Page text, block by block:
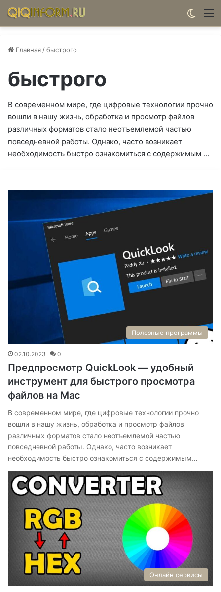
Главная /быстрого
быстрого
В современном мире, где цифровые технологии прочно
вошли в нашу жизнь, обработка и просмотр файлов
различных форматов стало неотъемлемой частью
повседневной работы. Однако, часто возникает
необходимость быстро ознакомиться с содержимым …
Полезные программы
02.10.2023 0
Предпросмотр QuickLook — удобный
инструмент для быстрого просмотра
файлов на Mac
В современном мире, где цифровые технологии прочно
вошли в нашу жизнь, обработка и просмотр файлов
различных форматов стало неотъемлемой частью
повседневной работы. Однако, часто возникает
необходимость быстро ознакомиться с содержимым…
Онлайн сервисы